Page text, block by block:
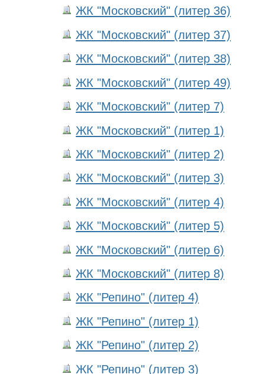
ЖК "Московский" (литер 36)
ЖК "Московский" (литер 37)
ЖК "Московский" (литер 38)
ЖК "Московский" (литер 49)
ЖК "Московский" (литер 7)
ЖК "Московский" (литер 1)
ЖК "Московский" (литер 2)
ЖК "Московский" (литер 3)
ЖК "Московский" (литер 4)
ЖК "Московский" (литер 5)
ЖК "Московский" (литер 6)
ЖК "Московский" (литер 8)
ЖК "Репино" (литер 4)
ЖК "Репино" (литер 1)
ЖК "Репино" (литер 2)
ЖК "Репино" (литер 3)